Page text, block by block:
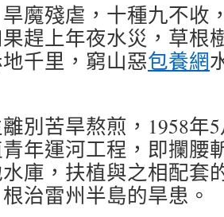
魔殘虐，十種九不收
趕上年夜水災，草根
千里，窮山惡包養網
別苦旱熬煎，1958年
年運河工程，即攔腰
庫，扶植與之相配套
治雷州半島的旱患。